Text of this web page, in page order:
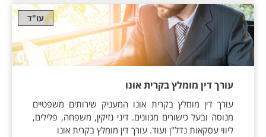
עו"ד
עורך דין מומלץ בקרית אונו
עורך דין מומלץ בקרית אונו המעניק שירותים משפטיים
מנוסה ובעל כישורים מגוונים. דיני נזיקין, משפחה, פלילים,
ליווי עסקאות נדל"ן ועוד. עורך דין מומלץ בקרית אונו